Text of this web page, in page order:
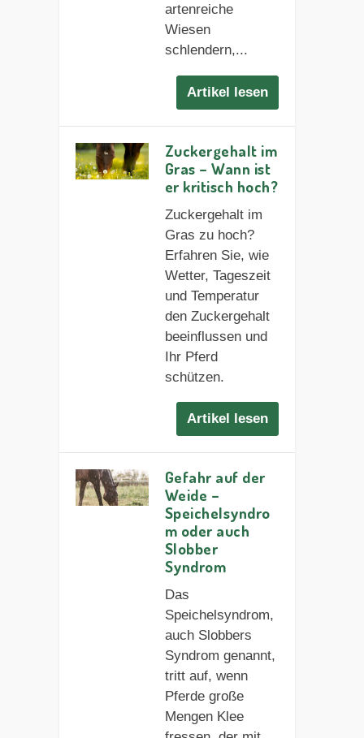
artenreiche
Wiesen
schlendern,...
Artikel lesen
Zuckergehalt im
Gras – Wann ist
er kritisch hoch?
Zuckergehalt im
Gras zu hoch?
Erfahren Sie, wie
Wetter, Tageszeit
und Temperatur
den Zuckergehalt
beeinflussen und
Ihr Pferd
schützen.
Artikel lesen
Gefahr auf der
Weide –
Speichelsyndro
m oder auch
Slobber
Syndrom
Das
Speichelsyndrom,
auch Slobbers
Syndrom genannt,
tritt auf, wenn
Pferde große
Mengen Klee